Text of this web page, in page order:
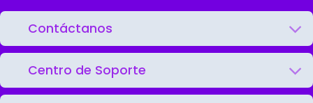
Contáctanos
Centro de Soporte